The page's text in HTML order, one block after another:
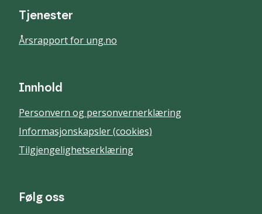
Tjenester
Årsrapport for ung.no
Innhold
Personvern og personvernerklæring
Informasjonskapsler (cookies)
Tilgjengelighetserklæring
Følg oss